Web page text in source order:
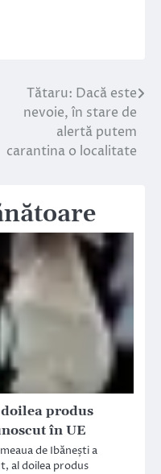
Tătaru: Dacă este
nevoie, în stare de
alertă putem
carantina o localitate
produs
în UE
de Ibănești a
al doilea produs